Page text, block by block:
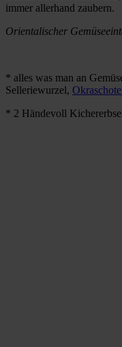
immer allerhand zaubern.
Orientalischer
* alles was man an
Selleriewurzel,
* 2 Händevoll